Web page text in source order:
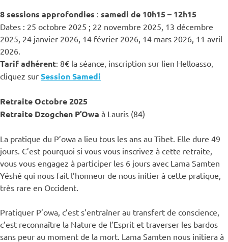
8 sessions approfondies : samedi de 10h15 – 12h15
Dates : 25 octobre 2025 ; 22 novembre 2025, 13 décembre
2025, 24 janvier 2026, 14 février 2026, 14 mars 2026, 11 avril
2026.
Tarif adhérent: 8€ la séance, inscription sur lien Helloasso,
cliquez sur Session Samedi
Retraite Octobre 2025
Retraite Dzogchen P’Owa à Lauris (84)
La pratique du P’owa a lieu tous les ans au Tibet. Elle dure 49
jours. C’est pourquoi si vous vous inscrivez à cette retraite,
vous vous engagez à participer les 6 jours avec Lama Samten
Yéshé qui nous fait l’honneur de nous initier à cette pratique,
très rare en Occident.
Pratiquer P’owa, c’est s’entraîner au transfert de conscience,
c’est reconnaître la Nature de l’Esprit et traverser les bardos
sans peur au moment de la mort. Lama Samten nous initiera à